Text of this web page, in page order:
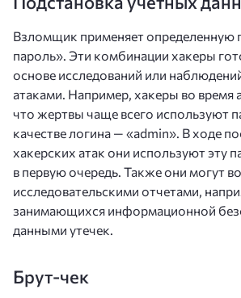
Взломщик применяет определенную
пароль». Эти комбинации хакеры
основе исследований или
атаками. Например, хакеры во время
что жертвы чаще всего используют
качестве логина — «admin». В ходе
хакерских атак они используют эту
в первую очередь. Также они могут
исследовательскими отчетами,
занимающихся информационной
данными утечек.
Брут-чек